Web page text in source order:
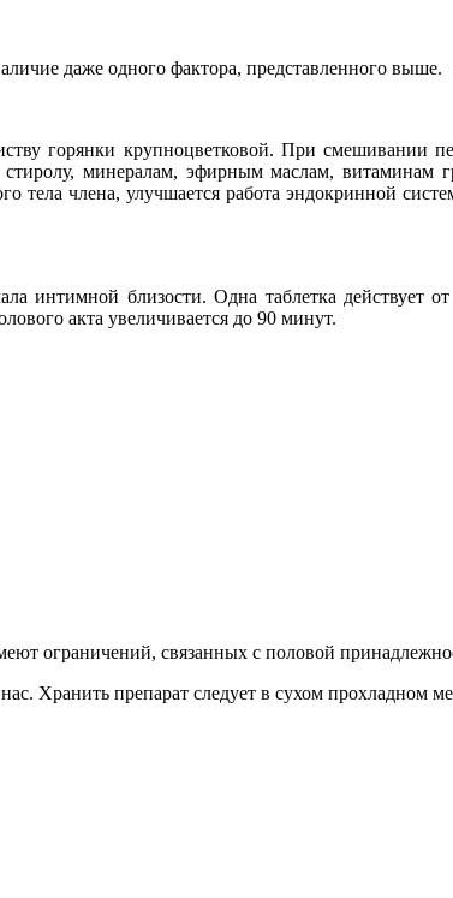
даже одного фактора, представленного выше.
горянки крупноцветковой. При смешивании
стиролу, минералам, эфирным маслам,
тела члена, улучшается работа эндокринной
интимной близости. Одна таблетка
акта увеличивается до 90 минут.
ограничений, связанных с половой
Хранить препарат следует в сухом прохладном